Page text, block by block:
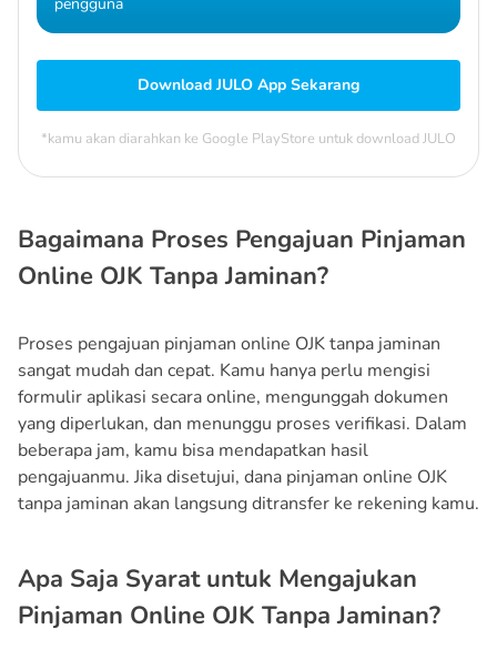
pengguna
Download JULO App Sekarang
*kamu akan diarahkan ke Google PlayStore untuk download JULO
Bagaimana Proses Pengajuan Pinjaman
Online OJK Tanpa Jaminan?
Proses pengajuan pinjaman online OJK tanpa jaminan
sangat mudah dan cepat. Kamu hanya perlu mengisi
formulir aplikasi secara online, mengunggah dokumen
yang diperlukan, dan menunggu proses verifikasi. Dalam
beberapa jam, kamu bisa mendapatkan hasil
pengajuanmu. Jika disetujui, dana pinjaman online OJK
tanpa jaminan akan langsung ditransfer ke rekening kamu.
Apa Saja Syarat untuk Mengajukan
Pinjaman Online OJK Tanpa Jaminan?